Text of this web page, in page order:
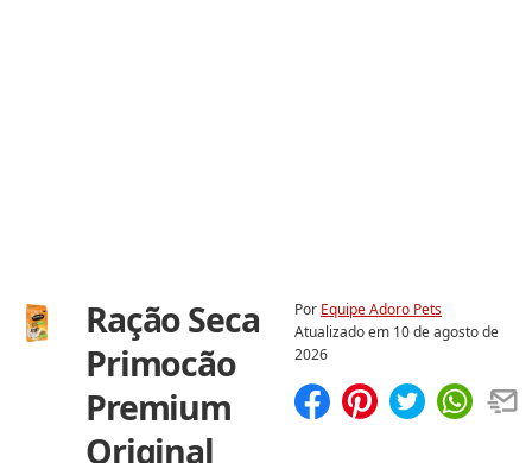
Ração Seca
Primocão
Premium
Original
Por Equipe Adoro Pets
Atualizado em 10 de agosto de
2026